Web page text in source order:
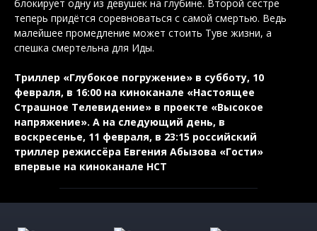
блокирует одну из девушек на глубине. Второй сестре
теперь придётся соревноваться с самой смертью. Ведь
малейшее промедление может стоить Туве жизни, а
спешка смертельна для Иды.
Триллер «Глубокое погружение» в субботу, 10
февраля, в 16:00 на киноканале «Настоящее
Страшное Телевидение» в проекте «Высокое
напряжение». А на следующий день, в
воскресенье, 11 февраля, в 23:15 российский
триллер режиссёра Евгения Абызова «Гости»
впервые на киноканале НСТ